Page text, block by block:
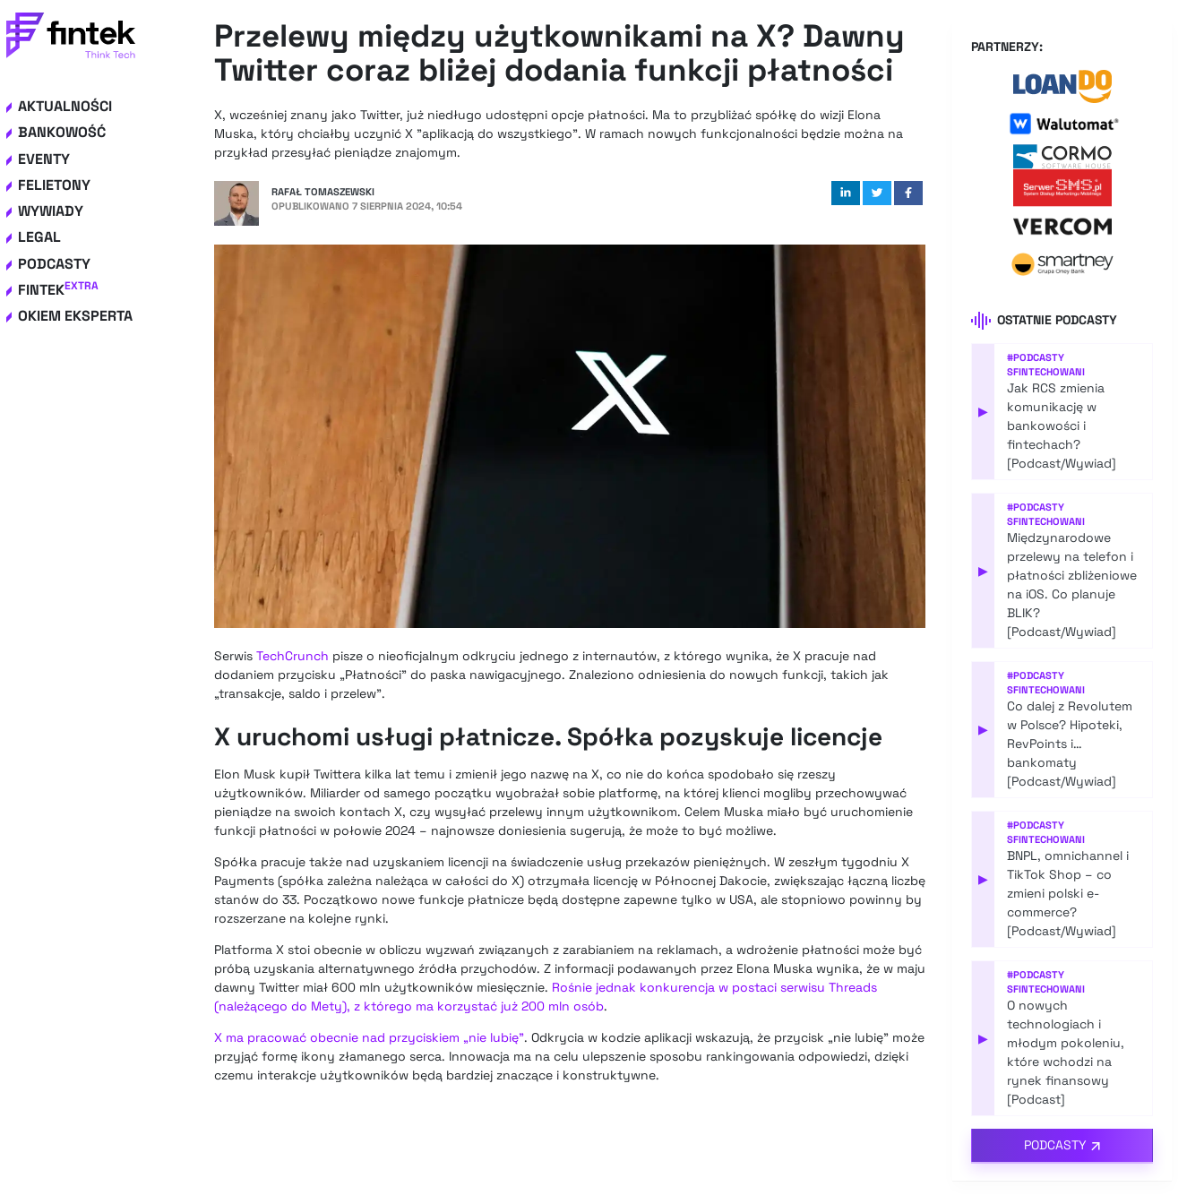
AKTUALNOŚCI
BANKOWOŚĆ
EVENTY
FELIETONY
WYWIADY
LEGAL
PODCASTY
FINTEKEXTRA
OKIEM EKSPERTA
Przelewy między użytkownikami na X? Dawny
Twitter coraz bliżej dodania funkcji płatności
X, wcześniej znany jako Twitter, już niedługo udostępni opcje płatności. Ma to przybliżać spółkę do wizji Elona
Muska, który chciałby uczynić X "aplikacją do wszystkiego". W ramach nowych funkcjonalności będzie można na
przykład przesyłać pieniądze znajomym.
RAFAŁ TOMASZEWSKI
OPUBLIKOWANO 7 SIERPNIA 2024, 10:54
Serwis TechCrunch pisze o nieoficjalnym odkryciu jednego z internautów, z którego wynika, że X pracuje nad
dodaniem przycisku „Płatności” do paska nawigacyjnego. Znaleziono odniesienia do nowych funkcji, takich jak
„transakcje, saldo i przelew”.
X uruchomi usługi płatnicze. Spółka pozyskuje licencje
Elon Musk kupił Twittera kilka lat temu i zmienił jego nazwę na X, co nie do końca spodobało się rzeszy
użytkowników. Miliarder od samego początku wyobrażał sobie platformę, na której klienci mogliby przechowywać
pieniądze na swoich kontach X, czy wysyłać przelewy innym użytkownikom. Celem Muska miało być uruchomienie
funkcji płatności w połowie 2024 – najnowsze doniesienia sugerują, że może to być możliwe.
Spółka pracuje także nad uzyskaniem licencji na świadczenie usług przekazów pieniężnych. W zeszłym tygodniu X
Payments (spółka zależna należąca w całości do X) otrzymała licencję w Północnej Dakocie, zwiększając łączną liczbę
stanów do 33. Początkowo nowe funkcje płatnicze będą dostępne zapewne tylko w USA, ale stopniowo powinny by
rozszerzane na kolejne rynki.
Platforma X stoi obecnie w obliczu wyzwań związanych z zarabianiem na reklamach, a wdrożenie płatności może być
próbą uzyskania alternatywnego źródła przychodów. Z informacji podawanych przez Elona Muska wynika, że w maju
dawny Twitter miał 600 mln użytkowników miesięcznie. Rośnie jednak konkurencja w postaci serwisu Threads
(należącego do Mety), z którego ma korzystać już 200 mln osób.
X ma pracować obecnie nad przyciskiem „nie lubię”. Odkrycia w kodzie aplikacji wskazują, że przycisk „nie lubię” może
przyjąć formę ikony złamanego serca. Innowacja ma na celu ulepszenie sposobu rankingowania odpowiedzi, dzięki
czemu interakcje użytkowników będą bardziej znaczące i konstruktywne.
PARTNERZY:
OSTATNIE PODCASTY
▶
#PODCASTY
SFINTECHOWANI
Jak RCS zmienia
komunikację w
bankowości i
fintechach?
[Podcast/Wywiad]
▶
#PODCASTY
SFINTECHOWANI
Międzynarodowe
przelewy na telefon i
płatności zbliżeniowe
na iOS. Co planuje
BLIK?
[Podcast/Wywiad]
▶
#PODCASTY
SFINTECHOWANI
Co dalej z Revolutem
w Polsce? Hipoteki,
RevPoints i…
bankomaty
[Podcast/Wywiad]
▶
#PODCASTY
SFINTECHOWANI
BNPL, omnichannel i
TikTok Shop – co
zmieni polski e-
commerce?
[Podcast/Wywiad]
▶
#PODCASTY
SFINTECHOWANI
O nowych
technologiach i
młodym pokoleniu,
które wchodzi na
rynek finansowy
[Podcast]
PODCASTY